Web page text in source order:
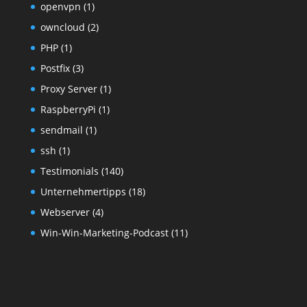
openvpn (1)
owncloud (2)
PHP(1)
Postfix(3)
Proxy Server(1)
RaspberryPi (1)
sendmail (1)
ssh (1)
Testimonials (140)
Unternehmertipps (18)
Webserver(4)
Win-Win-Marketing-Podcast(11)